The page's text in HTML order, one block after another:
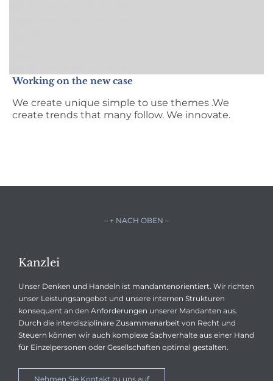
Working on the new case
We create unique simple to use themes .We
create trends that many follow. We innovate.
– ↑ NACH OBEN –
Kanzlei
Unser Denken und Handeln ist mandantenorientiert. Wir richten
unser Leistungsangebot und unsere internen Strukturen
konsequent an den Anforderungen unserer Mandanten aus.
Durch die interdisziplinäre Zusammenarbeit von Recht und
Steuern können wir auch komplexe Sachverhalte aus einer Hand
für Einzelpersonen oder Gesellschaften optimal gestalten.
Nehmen Sie Kontakt zu uns auf